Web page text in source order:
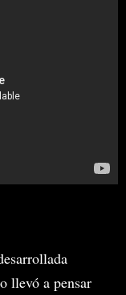
llevó a pensar